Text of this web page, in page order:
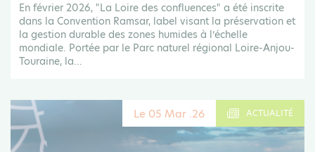
En février 2026, "La Loire des confluences" a été inscrite
dans la Convention Ramsar, label visant la préservation et
la gestion durable des zones humides à l’échelle
mondiale. Portée par le Parc naturel régional Loire-Anjou-
Touraine, la...
Le 05 Mar .26 ACTUALITÉ